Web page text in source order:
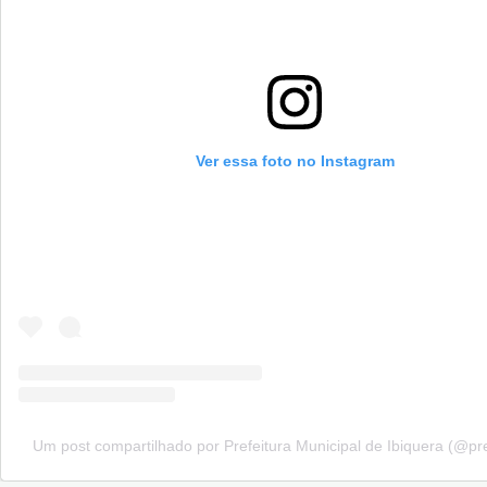
Ver essa foto no Instagram
Um post compartilhado por Prefeitura Municipal de Ibiquera